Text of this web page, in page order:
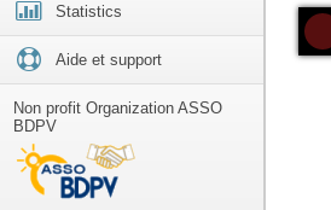
Statistics
Aide et support
Non profit Organization ASSO
BDPV